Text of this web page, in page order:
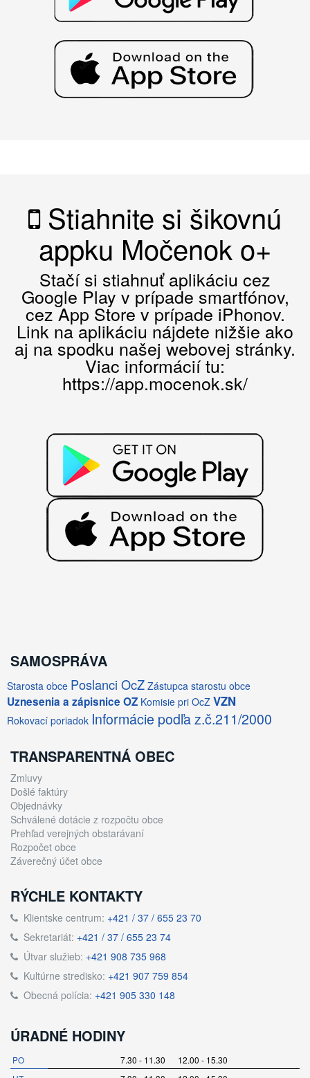
Stiahnite si šikovnú
appku Močenok o+
Stačí si stiahnuť aplikáciu cez
Google Play v prípade smartfónov,
cez App Store v prípade iPhonov.
Link na aplikáciu nájdete nižšie ako
aj na spodku našej webovej stránky.
Viac informácií tu:
https://app.mocenok.sk/
SAMOSPRÁVA
Starosta obce Poslanci OcZ Zástupca starostu obce
Uznesenia a zápisnice OZ Komisie pri OcZ VZN
Rokovací poriadok Informácie podľa z.č.211/2000
TRANSPARENTNÁ OBEC
Zmluvy
Došlé faktúry
Objednávky
Schválené dotácie z rozpočtu obce
Prehľad verejných obstarávaní
Rozpočet obce
Záverečný účet obce
RÝCHLE KONTAKTY
Klientske centrum: +421 / 37 / 655 23 70
Sekretariát: +421 / 37 / 655 23 74
Útvar služieb: +421 908 735 968
Kultúrne stredisko: +421 907 759 854
Obecná polícia: +421 905 330 148
ÚRADNÉ HODINY
PO
7.30 - 11.30 12.00 - 15.30